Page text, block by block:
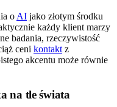
o AI jako złotym środku
każdy klient marzy
badania, rzeczywistość
ceni kontakt z
akcentu może równie
na tle świata